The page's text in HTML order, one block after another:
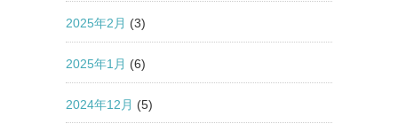
2025年2月 (3)
2025年1月 (6)
2024年12月 (5)